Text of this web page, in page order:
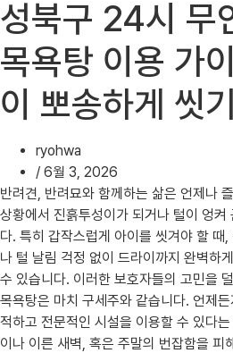
성북구 24시 무
목욕탕 이용 가
이 뽀송하게 씻
ryohwa
/ 6월 3, 2026
반려견, 반려묘와 함께하는 삶은 언제나
상황에서 진흙투성이가 되거나 털이 엉켜
다. 특히 갑작스럽게 아이를 씻겨야 할 때
나 털 날림 걱정 없이 드라이까지 완벽하
수 있습니다. 이러한 보호자들의 고민을
목욕탕은 마치 구세주와 같습니다. 언제
적하고 전문적인 시설을 이용할 수 있다
이나 이른 새벽, 혹은 주말의 번잡함을 피